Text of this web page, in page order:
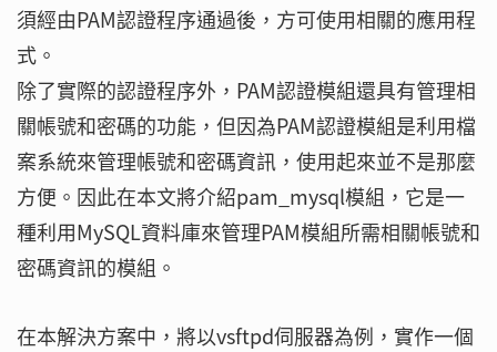
須經由PAM認證程序通過後，方可使用相關的應用程
式。
除了實際的認證程序外，PAM認證模組還具有管理相
關帳號和密碼的功能，但因為PAM認證模組是利用檔
案系統來管理帳號和密碼資訊，使用起來並不是那麼
方便。因此在本文將介紹pam_mysql模組，它是一
種利用MySQL資料庫來管理PAM模組所需相關帳號和
密碼資訊的模組。
在本解決方案中，將以vsftpd伺服器為例，實作一個